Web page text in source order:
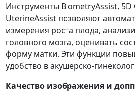
Инструменты BiometryAssist, 5D
UterineAssist позволяют
измерения роста плода,
головного мозга, оценивать
форму матки. Эти функции
удобство в акушерско-
Качество изображения и